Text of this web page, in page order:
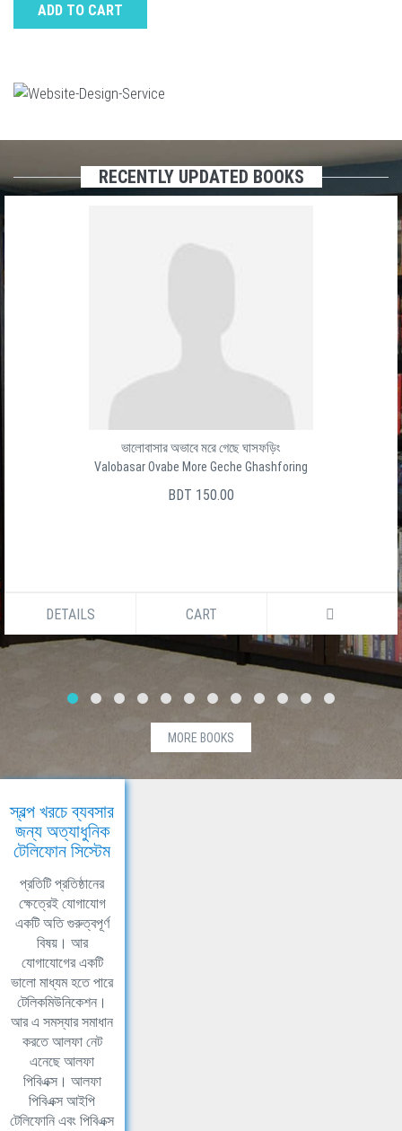
ADD TO CART
RECENTLY UPDATED BOOKS
ভালোবাসার অভাবে মরে গেছে ঘাসফড়িং
Valobasar Ovabe More Geche Ghashforing
BDT 150.00
DETAILS CART
MORE BOOKS
স্বল্প খরচে ব্যবসার
জন্য অত্যাধুনিক
টেলিফোন সিস্টেম
প্রতিটি প্রতিষ্ঠানের
ক্ষেত্রেই যোগাযোগ
একটি অতি গুরুত্বপূর্ণ
বিষয়। আর
যোগাযোগের একটি
ভালো মাধ্যম হতে পারে
টেলিকমিউনিকেশন।
আর এ সমস্যার সমাধান
করতে আলফা নেট
এনেছে আলফা
পিবিএক্স। আলফা
পিবিএক্স আইপি
টেলিফোনি এবং পিবিএক্স